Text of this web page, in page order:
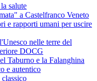
salute
a Castelfranco Veneto
e rapporti umani per uscire
nelle terre del
DOCG
Taburno e la Falanghina
e autentico